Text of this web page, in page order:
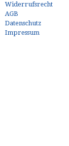
Widerrufsrecht
AGB
Datenschutz
Impressum